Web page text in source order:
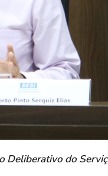
Deliberativo do